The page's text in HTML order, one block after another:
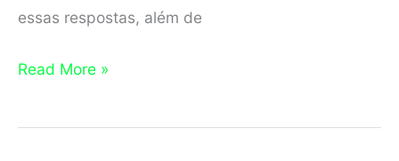
essas respostas, além de
Baixar
Concurso
Read More »